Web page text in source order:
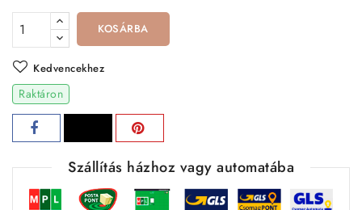
KOSÁRBA
Kedvencekhez
Raktáron
Szállítás házhoz vagy automatába